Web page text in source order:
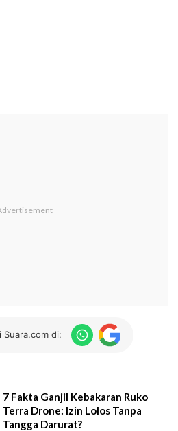
di:
7 Fakta Ganjil Kebakaran Ruko
Terra Drone: Izin Lolos Tanpa
Tangga Darurat?